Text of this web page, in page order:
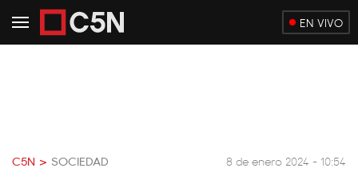
EN VIVO
C5N > SOCIEDAD 8 de enero 2024 - 10:54